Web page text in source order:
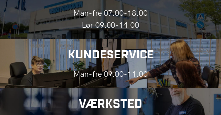
Man-fre 07.00-18.00
Lør 09.00-14.00
KUNDESERVICE
Man-fre 09.00-11.00
VÆRKSTED